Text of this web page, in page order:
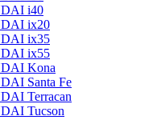
i40
ix20
ix35
ix55
Kona
Santa Fe
Terracan
Tucson